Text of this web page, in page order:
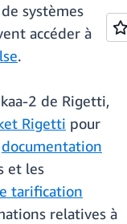
systèmes
accéder à
.
2 de Rigetti,
Rigetti pour
documentation
et les
tarification
relatives à